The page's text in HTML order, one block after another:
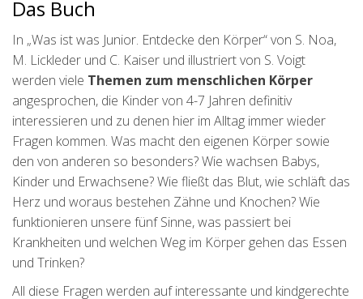
Das Buch
In „Was ist was Junior. Entdecke den Körper“ von S. Noa,
M. Lickleder und C. Kaiser und illustriert von S. Voigt
werden viele Themen zum menschlichen Körper
angesprochen, die Kinder von 4-7 Jahren definitiv
interessieren und zu denen hier im Alltag immer wieder
Fragen kommen. Was macht den eigenen Körper sowie
den von anderen so besonders? Wie wachsen Babys,
Kinder und Erwachsene? Wie fließt das Blut, wie schläft das
Herz und woraus bestehen Zähne und Knochen? Wie
funktionieren unsere fünf Sinne, was passiert bei
Krankheiten und welchen Weg im Körper gehen das Essen
und Trinken?
All diese Fragen werden auf interessante und kindgerechte